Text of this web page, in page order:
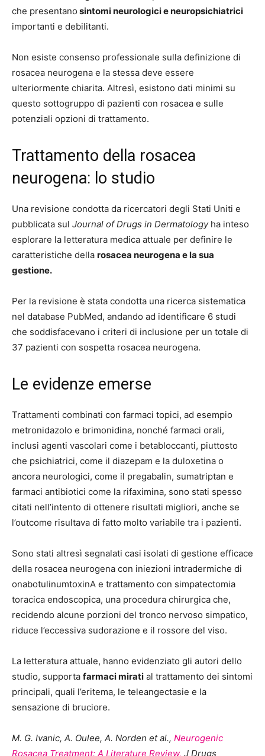
che presentano sintomi neurologici e neuropsichiatrici
importanti e debilitanti.
Non esiste consenso professionale sulla definizione di
rosacea neurogena e la stessa deve essere
ulteriormente chiarita. Altresì, esistono dati minimi su
questo sottogruppo di pazienti con rosacea e sulle
potenziali opzioni di trattamento.
Trattamento della rosacea
neurogena: lo studio
Una revisione condotta da ricercatori degli Stati Uniti e
pubblicata sul Journal of Drugs in Dermatologyha inteso
esplorare la letteratura medica attuale per definire le
caratteristiche della rosacea neurogena e la sua
gestione.
Per la revisione è stata condotta una ricerca sistematica
nel database PubMed, andando ad identificare 6 studi
che soddisfacevano i criteri di inclusione per un totale di
37 pazienti con sospetta rosacea neurogena.
Le evidenze emerse
Trattamenti combinati con farmaci topici, ad esempio
metronidazolo e brimonidina, nonché farmaci orali,
inclusi agenti vascolari come i betabloccanti, piuttosto
che psichiatrici, come il diazepam e la duloxetina o
ancora neurologici, come il pregabalin, sumatriptan e
farmaci antibiotici come la rifaximina, sono stati spesso
citati nell’intento di ottenere risultati migliori, anche se
l’outcome risultava di fatto molto variabile tra i pazienti.
Sono stati altresì segnalati casi isolati di gestione efficace
della rosacea neurogena con iniezioni intradermiche di
onabotulinumtoxinA e trattamento con simpatectomia
toracica endoscopica, una procedura chirurgica che,
recidendo alcune porzioni del tronco nervoso simpatico,
riduce l’eccessiva sudorazione e il rossore del viso.
La letteratura attuale, hanno evidenziato gli autori dello
studio, supporta farmaci mirati al trattamento dei sintomi
principali, quali l’eritema, le teleangectasie e la
sensazione di bruciore.
M. G. Ivanic, A. Oulee, A. Norden et al., Neurogenic
Rosacea Treatment: A Literature Review, J Drugs